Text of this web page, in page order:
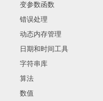
变参数函数
错误处理
动态内存管理
日期和时间工具
字符串库
算法
数值